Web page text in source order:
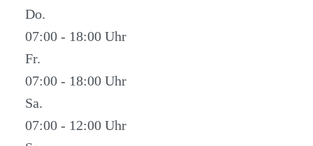
Do.
07:00 - 18:00
Fr.
07:00 - 18:00
Sa.
07:00 - 12:00